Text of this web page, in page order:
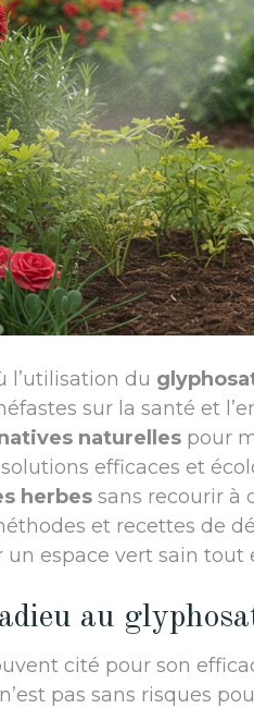
l’utilisation du
sur la santé et
naturelles pour
efficaces et
herbes sans recourir à
et recettes de
espace vert sain tout
au
cité pour son
pas sans risques